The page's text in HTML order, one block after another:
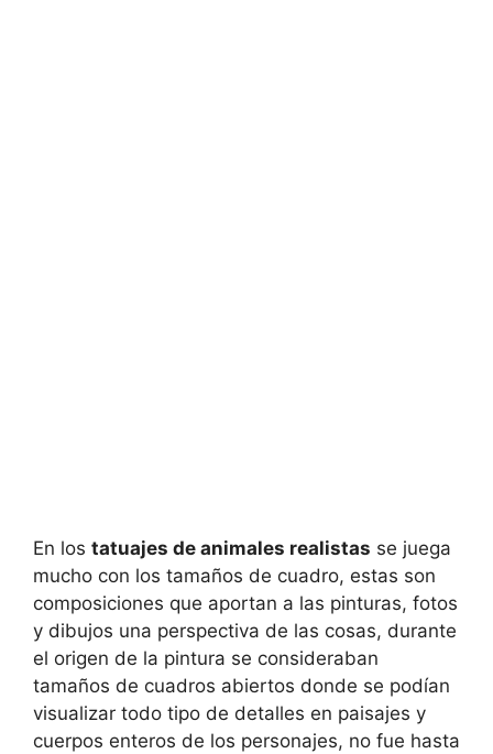
En los tatuajes de animales realistas se juega
mucho con los tamaños de cuadro, estas son
composiciones que aportan a las pinturas, fotos
y dibujos una perspectiva de las cosas, durante
el origen de la pintura se consideraban
tamaños de cuadros abiertos donde se podían
visualizar todo tipo de detalles en paisajes y
cuerpos enteros de los personajes, no fue hasta